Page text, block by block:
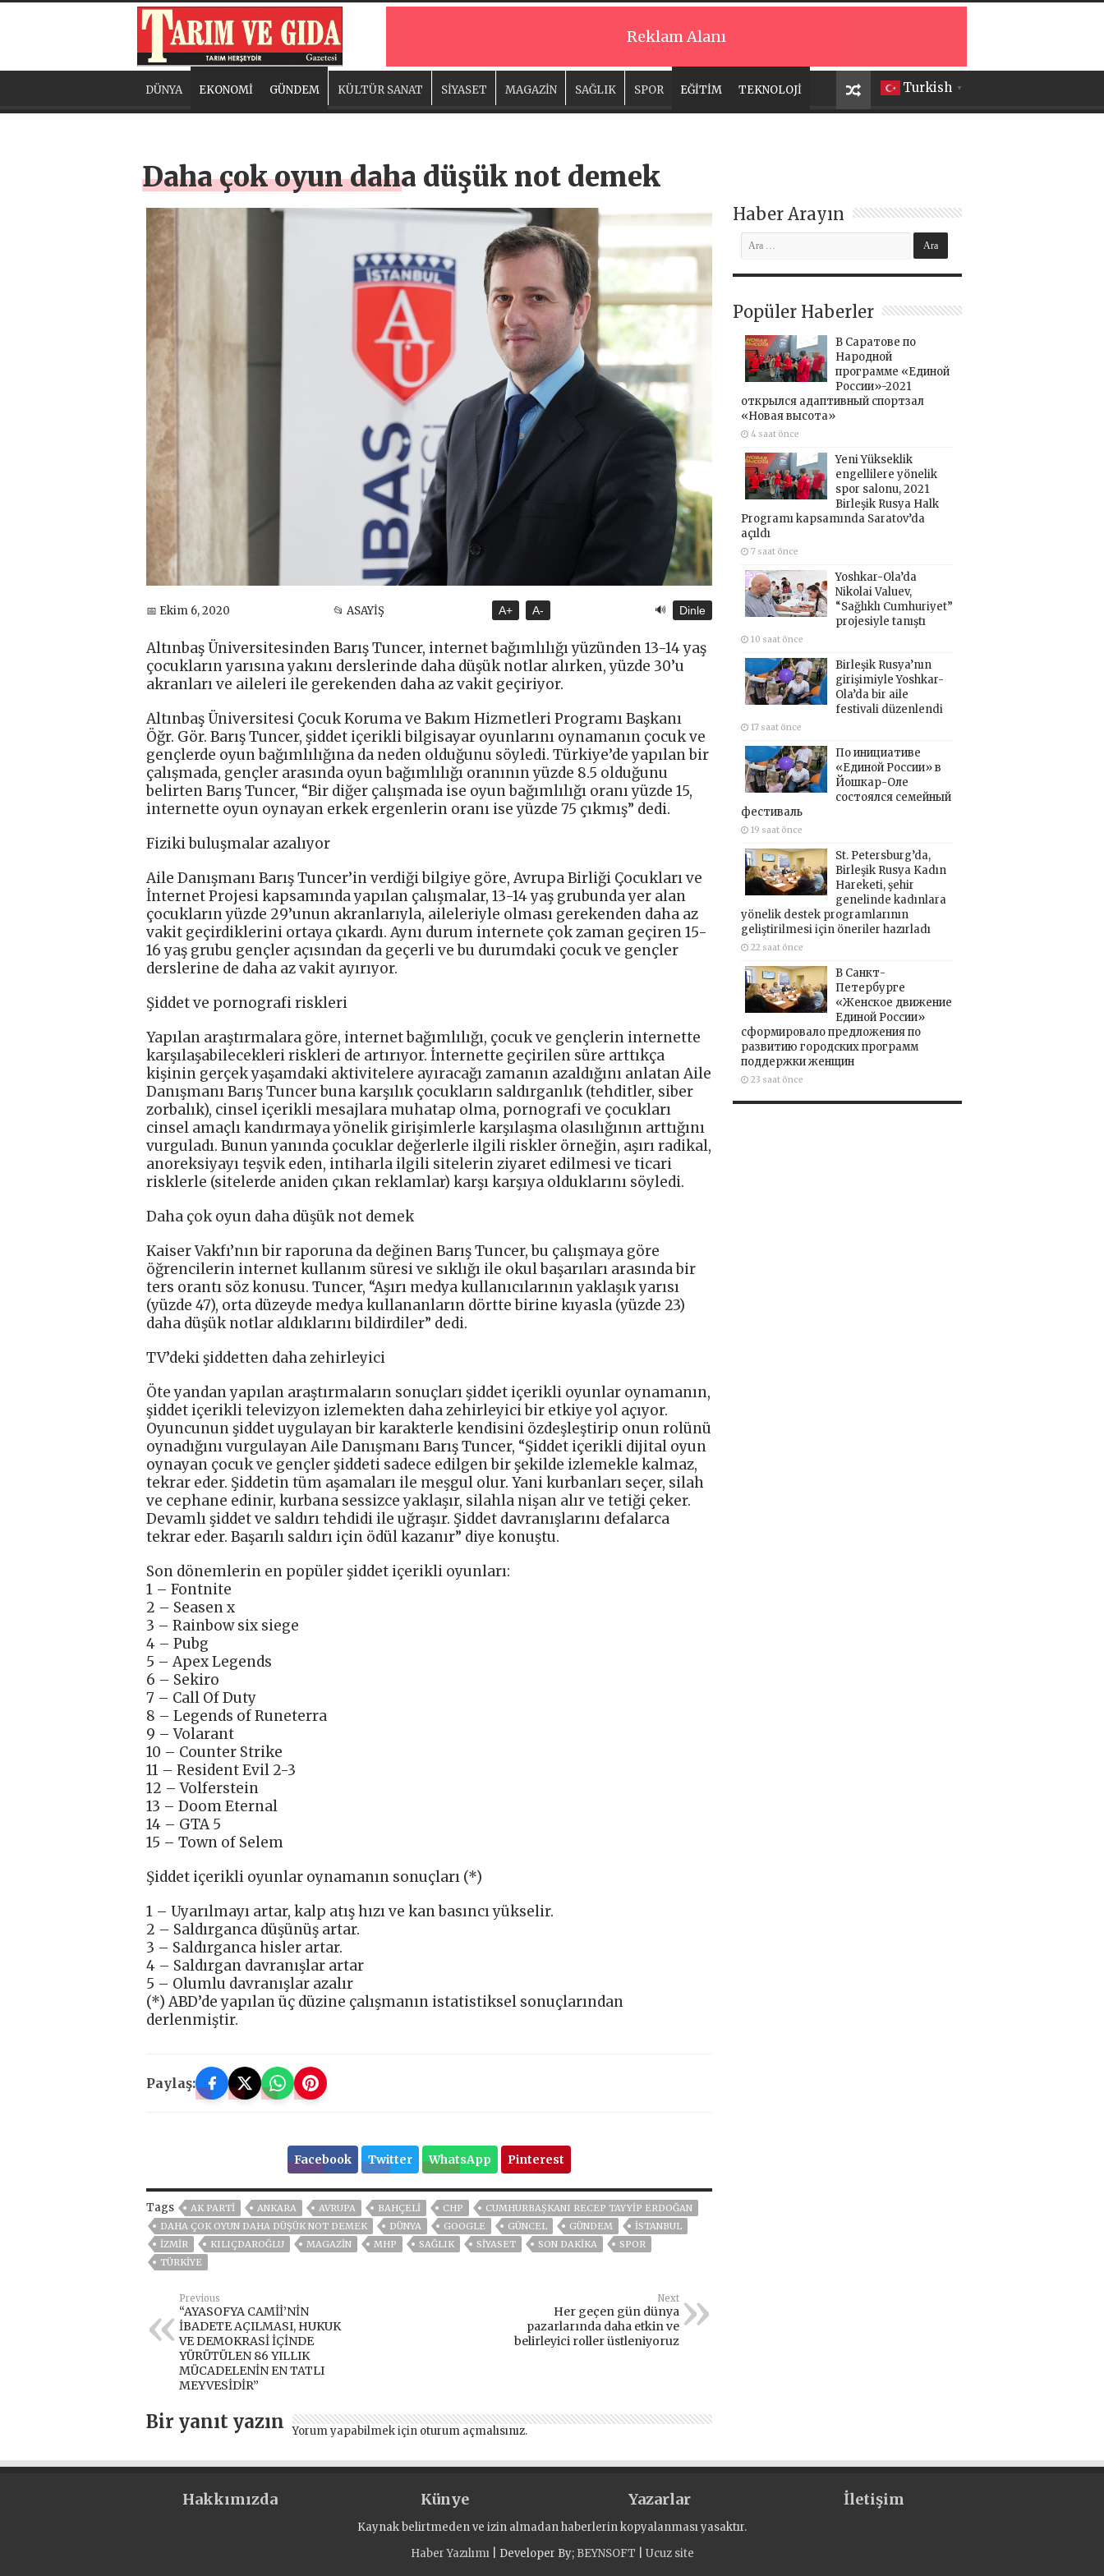
Reklam Alanı
Turkish ▼
DÜNYA EKONOMİ GÜNDEM KÜLTÜR SANAT SİYASET MAGAZİN SAĞLIK SPOR EĞİTİM TEKNOLOJİ
Daha çok oyun daha düşük not demek
📅 Ekim 6, 2020 📂 ASAYİŞ A+ A- 🔊 Dinle
Altınbaş Üniversitesinden Barış Tuncer, internet bağımlılığı yüzünden 13-14 yaş
çocukların yarısına yakını derslerinde daha düşük notlar alırken, yüzde 30’u
akranları ve aileleri ile gerekenden daha az vakit geçiriyor.
Altınbaş Üniversitesi Çocuk Koruma ve Bakım Hizmetleri Programı Başkanı
Öğr. Gör. Barış Tuncer, şiddet içerikli bilgisayar oyunlarını oynamanın çocuk ve
gençlerde oyun bağımlılığına da neden olduğunu söyledi. Türkiye’de yapılan bir
çalışmada, gençler arasında oyun bağımlılığı oranının yüzde 8.5 olduğunu
belirten Barış Tuncer, “Bir diğer çalışmada ise oyun bağımlılığı oranı yüzde 15,
internette oyun oynayan erkek ergenlerin oranı ise yüzde 75 çıkmış” dedi.
Fiziki buluşmalar azalıyor
Aile Danışmanı Barış Tuncer’in verdiği bilgiye göre, Avrupa Birliği Çocukları ve
İnternet Projesi kapsamında yapılan çalışmalar, 13-14 yaş grubunda yer alan
çocukların yüzde 29’unun akranlarıyla, aileleriyle olması gerekenden daha az
vakit geçirdiklerini ortaya çıkardı. Aynı durum internete çok zaman geçiren 15-
16 yaş grubu gençler açısından da geçerli ve bu durumdaki çocuk ve gençler
derslerine de daha az vakit ayırıyor.
Şiddet ve pornografi riskleri
Yapılan araştırmalara göre, internet bağımlılığı, çocuk ve gençlerin internette
karşılaşabilecekleri riskleri de artırıyor. İnternette geçirilen süre arttıkça
kişinin gerçek yaşamdaki aktivitelere ayıracağı zamanın azaldığını anlatan Aile
Danışmanı Barış Tuncer buna karşılık çocukların saldırganlık (tehditler, siber
zorbalık), cinsel içerikli mesajlara muhatap olma, pornografi ve çocukları
cinsel amaçlı kandırmaya yönelik girişimlerle karşılaşma olasılığının arttığını
vurguladı. Bunun yanında çocuklar değerlerle ilgili riskler örneğin, aşırı radikal,
anoreksiyayı teşvik eden, intiharla ilgili sitelerin ziyaret edilmesi ve ticari
risklerle (sitelerde aniden çıkan reklamlar) karşı karşıya olduklarını söyledi.
Daha çok oyun daha düşük not demek
Kaiser Vakfı’nın bir raporuna da değinen Barış Tuncer, bu çalışmaya göre
öğrencilerin internet kullanım süresi ve sıklığı ile okul başarıları arasında bir
ters orantı söz konusu. Tuncer, “Aşırı medya kullanıcılarının yaklaşık yarısı
(yüzde 47), orta düzeyde medya kullananların dörtte birine kıyasla (yüzde 23)
daha düşük notlar aldıklarını bildirdiler” dedi.
TV’deki şiddetten daha zehirleyici
Öte yandan yapılan araştırmaların sonuçları şiddet içerikli oyunlar oynamanın,
şiddet içerikli televizyon izlemekten daha zehirleyici bir etkiye yol açıyor.
Oyuncunun şiddet uygulayan bir karakterle kendisini özdeşleştirip onun rolünü
oynadığını vurgulayan Aile Danışmanı Barış Tuncer, “Şiddet içerikli dijital oyun
oynayan çocuk ve gençler şiddeti sadece edilgen bir şekilde izlemekle kalmaz,
tekrar eder. Şiddetin tüm aşamaları ile meşgul olur. Yani kurbanları seçer, silah
ve cephane edinir, kurbana sessizce yaklaşır, silahla nişan alır ve tetiği çeker.
Devamlı şiddet ve saldırı tehdidi ile uğraşır. Şiddet davranışlarını defalarca
tekrar eder. Başarılı saldırı için ödül kazanır” diye konuştu.
Son dönemlerin en popüler şiddet içerikli oyunları:
1 – Fontnite
2 – Seasen x
3 – Rainbow six siege
4 – Pubg
5 – Apex Legends
6 – Sekiro
7 – Call Of Duty
8 – Legends of Runeterra
9 – Volarant
10 – Counter Strike
11 – Resident Evil 2-3
12 – Volferstein
13 – Doom Eternal
14 – GTA 5
15 – Town of Selem
Şiddet içerikli oyunlar oynamanın sonuçları (*)
1 – Uyarılmayı artar, kalp atış hızı ve kan basıncı yükselir.
2 – Saldırganca düşünüş artar.
3 – Saldırganca hisler artar.
4 – Saldırgan davranışlar artar
5 – Olumlu davranışlar azalır
(*) ABD’de yapılan üç düzine çalışmanın istatistiksel sonuçlarından
derlenmiştir.
Paylaş:
Facebook Twitter WhatsApp Pinterest
Tags AK PARTİ ANKARA AVRUPA BAHÇELİ CHP
CUMHURBAŞKANI RECEP TAYYIP ERDOĞAN
DAHA ÇOK OYUN DAHA DÜŞÜK NOT DEMEK
DÜNYA GOOGLE GÜNCEL GÜNDEM
ISTANBUL
İZMIR
KILIÇDAROĞLU MAGAZİN MHP SAĞLIK SİYASET SON DAKIKA
SPOR
TÜRKİYE
Previous
“AYASOFYA CAMİİ’NİN
İBADETE AÇILMASI, HUKUK
VE DEMOKRASİ İÇİNDE
YÜRÜTÜLEN 86 YILLIK
MÜCADELENİN EN TATLI
MEYVESİDİR”
Next
Her geçen gün dünya
pazarlarında daha etkin ve
belirleyici roller üstleniyoruz
Bir yanıt yazın Yorum yapabilmek için oturum açmalısınız.
Haber Arayın
Popüler Haberler
В Саратове по
Народной
программе «Единой
России»-2021
открылся адаптивный спортзал
«Новая высота»
4 saat önce
Yeni Yükseklik
engellilere yönelik
spor salonu, 2021
Birleşik Rusya Halk
Programı kapsamında Saratov’da
açıldı
7 saat önce
Yoshkar-Ola’da
Nikolai Valuev,
“Sağlıklı Cumhuriyet”
projesiyle tanıştı
10 saat önce
Birleşik Rusya’nın
girişimiyle Yoshkar-
Ola’da bir aile
festivali düzenlendi
17 saat önce
По инициативе
«Единой России» в
Йошкар-Оле
состоялся семейный
фестиваль
19 saat önce
St. Petersburg’da,
Birleşik Rusya Kadın
Hareketi, şehir
genelinde kadınlara
yönelik destek programlarının
geliştirilmesi için öneriler hazırladı
22 saat önce
В Санкт-
Петербурге
«Женское движение
Единой России»
сформировало предложения по
развитию городских программ
поддержки женщин
23 saat önce
Hakkımızda Künye Yazarlar İletişim
Kaynak belirtmeden ve izin almadan haberlerin kopyalanması yasaktır.
Haber Yazılımı| Developer By; BEYNSOFT Ucuz site